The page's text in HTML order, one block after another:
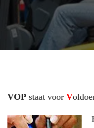
VOP staat voor V